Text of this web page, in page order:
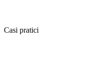
Casi pratici